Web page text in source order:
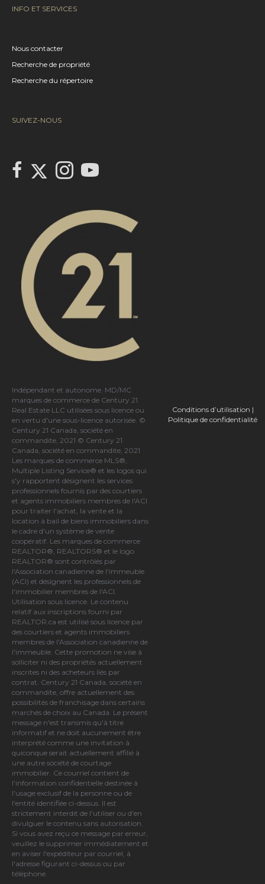
INFO ET SERVICES
Nous contacter
Recherche de propriété
Recherche du répertoire
SUIVEZ-NOUS
link to Century 21 Canada's facebook page
Link to Century 21 Canada's Twitter page
Link to Century 21 Canada's Instagram page
link to Century 21 Canada's YouTube page
Indépendant et autonome. MD/MC
marques de commerce de Century 21
Real Estate LLC utilisées sous licence ou
en vertu d'une sous-licence autorisée. ©
Century 21 Canada, société en
commandite, 2021 © Century 21
Canada, société en commandite, 2021
Les marques de commerce MLS®,
Multiple Listing Service® et les logos qui
s'y rapportent désignent les services
professionnels fournis par des courtiers
et agents immobiliers membres de l'ACI
pour traiter l'achat, la vente et la
location à bail de biens immobiliers dans
le cadre d'un système de vente
coopératif. Les marques de commerce
REALTOR®, REALTORS® et le logo
REALTOR® sont contrôlés par
l'Association canadienne de l'immeuble
(ACI) et désignent les professionnels de
l'immobilier membres de l'ACI.
Utilisation sous licence. Le contenu
relatif aux inscriptions fourni par
REALTOR.ca est utilisé sous licence par
des courtiers et agents immobiliers
membres de l'Association canadienne de
l'immeuble . Cette promotion ne vise à
solliciter ni des propriétés actuellement
inscrites ni des acheteurs liés par
contrat. Century 21 Canada, société en
commandite, offre actuellement des
possibilités de franchisage dans certains
marchés de choix au Canada. Le présent
message n'est transmis qu'à titre
informatif et ne doit aucunement être
interprété comme une invitation à
quiconque serait actuellement affilié à
une autre société de courtage
immobilier. Ce courriel contient de
l'information confidentielle destinée à
l'usage exclusif de la personne ou de
l'entité identifiée ci-dessus. Il est
strictement interdit de l'utiliser ou d'en
divulguer le contenu sans autorisation.
Si vous avez reçu ce message par erreur,
veuillez le supprimer immédiatement et
en aviser l'expéditeur par courriel, à
l'adresse figurant ci-dessus ou par
téléphone.
Conditions d’utilisation |
Politique de confidentialité